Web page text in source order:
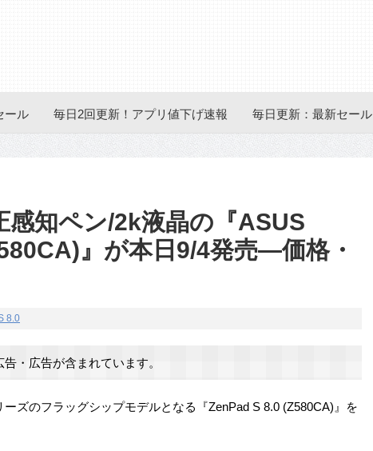
ール 毎日2回更新！アプリ値下げ速報 毎日更新：最新セール
感知ペン/2k液晶の『ASUS
』が本日9/4発売―価格・
8.0
・広告が含まれています。
ズのフラッグシップモデルとなる『ZenPad S 8.0 (Z580CA)』を